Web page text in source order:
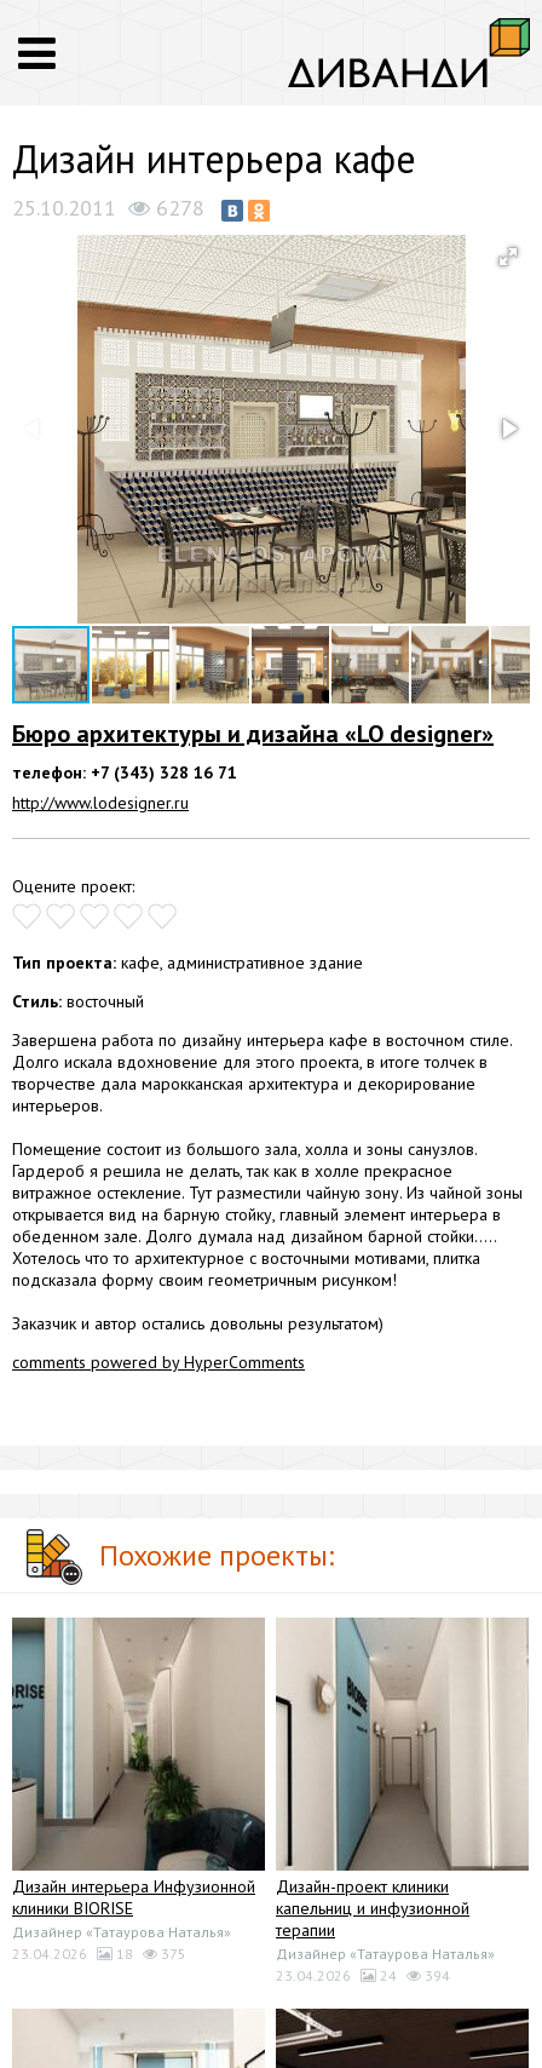
Дизайн интерьера кафе
25.10.2011 6278
Бюро архитектуры и дизайна «LO designer»
телефон: +7 (343) 328 16 71
http://www.lodesigner.ru
Оцените проект:
Тип проекта: кафе, административное здание
Стиль: восточный
Завершена работа по дизайну интерьера кафе в восточном стиле.
Долго искала вдохновение для этого проекта, в итоге толчек в
творчестве дала марокканская архитектура и декорирование
интерьеров.
Помещение состоит из большого зала, холла и зоны санузлов.
Гардероб я решила не делать, так как в холле прекрасное
витражное остекление. Тут разместили чайную зону. Из чайной зоны
открывается вид на барную стойку, главный элемент интерьера в
обеденном зале. Долго думала над дизайном барной стойки.....
Хотелось что то архитектурное с восточными мотивами, плитка
подсказала форму своим геометричным рисунком!
Заказчик и автор остались довольны результатом)
comments powered by HyperComments
Похожие проекты:
Дизайн интерьера Инфузионной
клиники BIORISE
Дизайнер «Татаурова Наталья»
23.04.2026
18 375
Дизайн-проект клиники
капельниц и инфузионной
терапии
Дизайнер «Татаурова Наталья»
23.04.2026
24 394